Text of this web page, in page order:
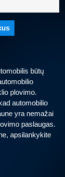
būtų
plovimo.
automobilio
yra nemažai
paslaugas.
apsilankykite